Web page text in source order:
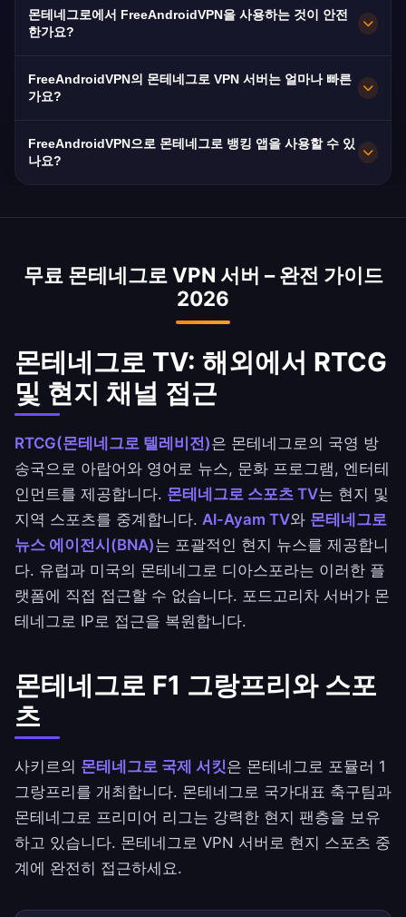
퍼링 없이 HD 스트리밍을 즐깁니다.
그노비를 포함한 몬테네그로 내 다수의 빠른 서버
10Gbps 연결을 갖추고 있습니다.
몬테네그로에서 FreeAndroidVPN을 사용하는 것이 안전
한가요?
암호화와 엄격한 무로그 정책을 사용합니다. 몬테
개인정보 보호를 위해 VPN이 필수적입니다.
FreeAndroidVPN의 몬테네그로 VPN 서버는 얼마나 빠른
가요?
어난 속도를 제공합니다. 몬테네그로의 평균 인터
FreeAndroidVPN으로 몬테네그로 뱅킹 앱을 사용할 수 있
나요?
서비스에 접근하는 데 일반적으로 사용됩니다. 몬
네그로 쿠웨이트 은행(BBK) 앱에 안전하게 접근하
무료 몬테네그로 VPN 서버 – 완전 가이드
2026
몬테네그로 TV: 해외에서 RTCG
및 현지 채널 접근
RTCG(몬테네그로 텔레비전)은 몬테네그로의 국영 방
송국으로 아랍어와 영어로 뉴스, 문화 프로그램, 엔터테
인먼트를 제공합니다. 몬테네그로 스포츠 TV는 현지 및
지역 스포츠를 중계합니다. Al-Ayam TV와 몬테네그로
뉴스 에이전시(BNA)는 포괄적인 현지 뉴스를 제공합니
다. 유럽과 미국의 몬테네그로 디아스포라는 이러한 플
랫폼에 직접 접근할 수 없습니다. 포드고리차 서버가 몬
테네그로 IP로 접근을 복원합니다.
몬테네그로 F1 그랑프리와 스포
츠
사키르의 몬테네그로 국제 서킷은 몬테네그로 포뮬러 1
그랑프리를 개최합니다. 몬테네그로 국가대표 축구팀과
몬테네그로 프리미어 리그는 강력한 현지 팬층을 보유
하고 있습니다. 몬테네그로 VPN 서버로 현지 스포츠 중
계에 완전히 접근하세요.